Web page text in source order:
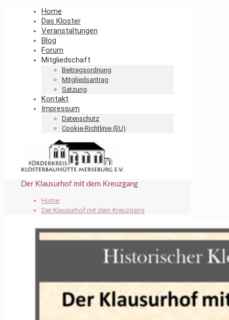
Home
Das Kloster
Veranstaltungen
Blog
Forum
Mitgliedschaft
Beitragsordnung
Mitgliedsantrag
Satzung
Kontakt
Impressum
Datenschutz
Cookie-Richtlinie (EU)
Der Klausurhof mit dem Kreuzgang
Home
Der Klausurhof mit dem Kreuzgang